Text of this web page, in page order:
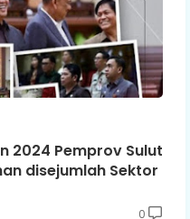
2024 Pemprov Sulut
disejumlah Sektor
0